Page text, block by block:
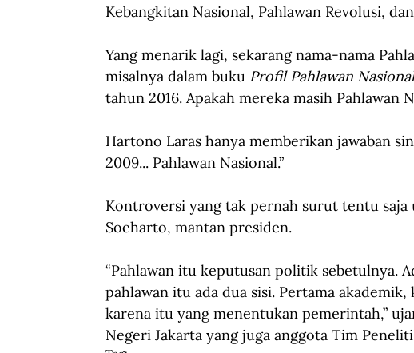
Kebangkitan Nasional, Pahlawan Revolusi,
Yang menarik lagi, sekarang nama-nama
misalnya dalam buku Profil Pahlawan
tahun 2016. Apakah mereka masih Pahlawan
Hartono Laras hanya memberikan jawaban
2009... Pahlawan Nasional.”
Kontroversi yang tak pernah surut tentu saja
Soeharto, mantan presiden.
“Pahlawan itu keputusan politik sebetulnya.
pahlawan itu ada dua sisi. Pertama
karena itu yang menentukan pemerintah,”
Negeri Jakarta yang juga anggota Tim